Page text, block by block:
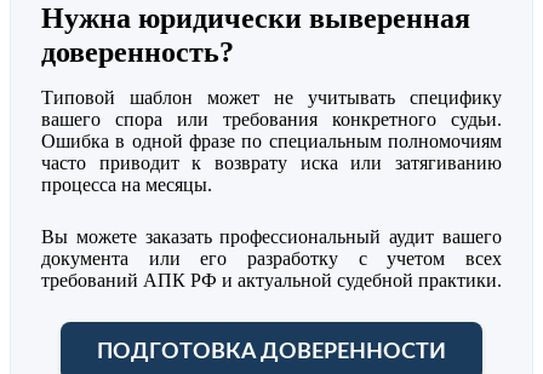
Нужна юридически выверенная
доверенность?
Типовой шаблон может не учитывать специфику
вашего спора или требования конкретного судьи.
Ошибка в одной фразе по специальным полномочиям
часто приводит к возврату иска или затягиванию
процесса на месяцы.
Вы можете заказать профессиональный аудит вашего
документа или его разработку с учетом всех
требований АПК РФ и актуальной судебной практики.
ПОДГОТОВКА ДОВЕРЕННОСТИ